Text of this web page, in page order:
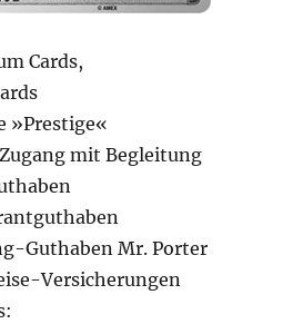
Cards,
»Prestige«
mit Begleitung
Guthaben Mr. Porter
Versicherungen